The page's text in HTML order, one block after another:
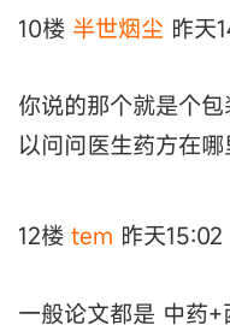
10楼 半世烟尘 昨天
你说的那个就是个
以问问医生药方在
12楼 tem 昨天15:02
一般论文都是 中药